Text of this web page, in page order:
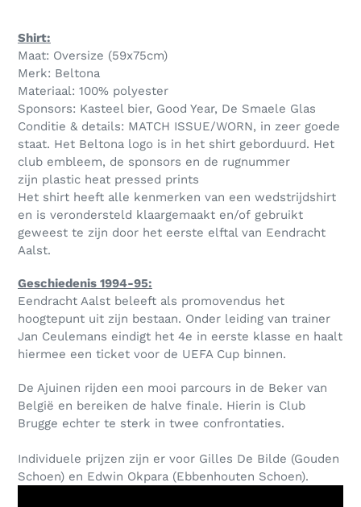
Shirt:
Maat: Oversize (59x75cm)
Merk: Beltona
Materiaal: 100% polyester
Sponsors: Kasteel bier, Good Year, De Smaele Glas
Conditie & details: MATCH ISSUE/WORN, in zeer goede
staat. Het Beltona logo is in het shirt geborduurd. Het
club embleem, de sponsors en de rugnummer
zijn plastic heat pressed prints
Het shirt heeft alle kenmerken van een wedstrijdshirt
en is verondersteld klaargemaakt en/of gebruikt
geweest te zijn door het eerste elftal van Eendracht
Aalst.
Geschiedenis 1994-95:
Eendracht Aalst beleeft als promovendus het
hoogtepunt uit zijn bestaan. Onder leiding van trainer
Jan Ceulemans eindigt het 4e in eerste klasse en haalt
hiermee een ticket voor de UEFA Cup binnen.
De Ajuinen rijden een mooi parcours in de Beker van
België en bereiken de halve finale. Hierin is Club
Brugge echter te sterk in twee confrontaties.
Individuele prijzen zijn er voor Gilles De Bilde (Gouden
Schoen) en Edwin Okpara (Ebbenhouten Schoen).